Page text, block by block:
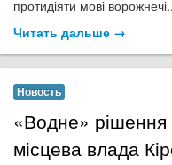
Читать дальше →
​«Водне»
місцева влада